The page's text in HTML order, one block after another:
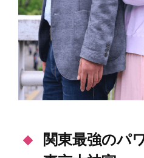
関東最強のパ